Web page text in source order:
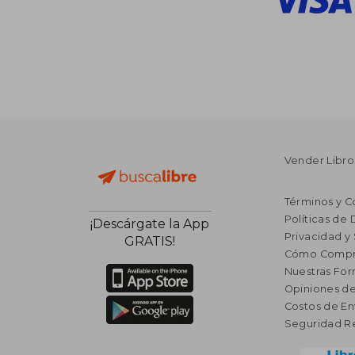
¡Descárgate la App
GRATIS!
Vender
Términos y
Políticas de
Privacidad y
Cómo
Nuestras
Opiniones
Costos de
Seguridad